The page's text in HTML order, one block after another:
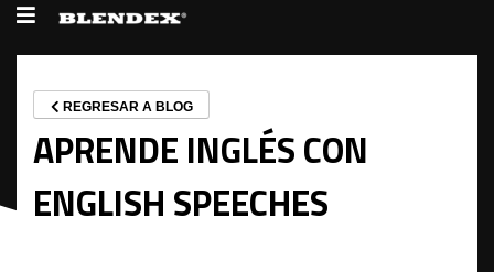
REGRESAR A BLOG
APRENDE INGLÉS CON
ENGLISH SPEECHES